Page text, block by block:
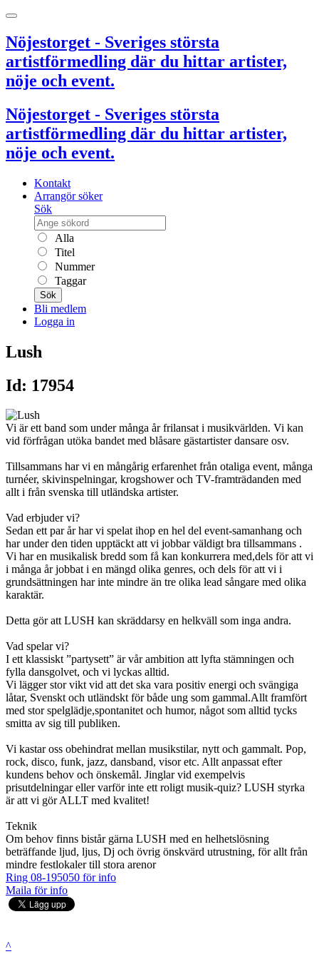
Nöjestorget - Sveriges största
artistförmedling där du hittar artister,
nöje och event.
Nöjestorget - Sveriges största
artistförmedling där du hittar artister,
nöje och event.
Kontakt
Arrangör söker
Sök
Alla
Titel
Nummer
Taggar
Sök
Bli medlem
Logga in
Lush
Id: 17954
Vi är ett band som under många år frilansat i musikvärlden. Vi kan
vid förfrågan utöka bandet med blåsare gästartister dansare osv.
Tillsammans har vi en mångårig erfarenhet från otaliga event, många
turnéer, skivinspelningar, krogshower och TV-framträdanden med
allt i från svenska till utländska artister.
Vad erbjuder vi?
Sedan ett par år har vi spelat ihop en hel del event-samanhang och
har under den tiden upptäckt att vi jobbar väldigt bra tillsammans .
Vi har en musikalisk bredd som få kan konkurrera med,dels för att vi
i många år jobbat i en mängd olika genres, och dels för att vi i
grundsättningen har inte mindre än tre olika lead sångare med olika
karaktär.
Detta gör att LUSH kan skräddarsy en helkväll som inga andra.
Vad spelar vi?
I ett klassiskt ”partysett” är vår ambition att lyfta stämningen och
fylla dansgolvet, och vi lyckas alltid.
Vi lägger stor vikt vid att det ska vara positiv energi och svängiga
låtar, Svenskt och utländskt för både ung som gammal.Allt framfört
med stor spelglädje,spontanitet och humor, något som alltid tycks
smitta av sig till publiken.
Vi kastar oss obehindrat mellan musikstilar, nytt och gammalt. Pop,
rock, disco, funk, jazz, dansband, visor etc. Allt anpassat efter
kundens behov och önskemål. Jinglar vid exempelvis
prisutdelningar eller varför inte ett roligt musik-quiz? LUSH styrka
är att vi gör ALLT med kvalitet!
Teknik
Om behov finns bistår gärna LUSH med en helhetslösning
beträffande ljud, ljus, Dj och övrig önskvärd utrustning, för allt från
mindre festlokaler till stora arenor
Ring 08-195050 för info
Maila för info
^